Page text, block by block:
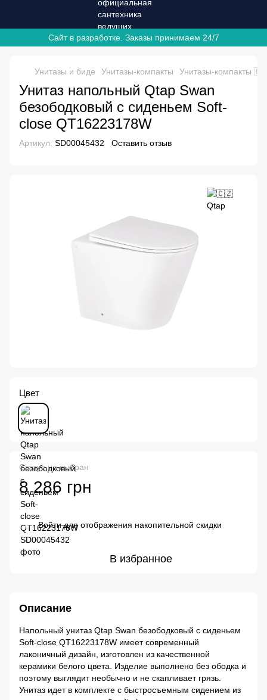
Сайт в разработке. Заказы принимаем 24/7
Унитазы и биде Унитазы-компакты Унитазы-компакты
Унитаз напольный Qtap Swan
безободковый с сиденьем Soft-
close QT16223178W
Артикул: SD00045432 Оставить отзыв
Цвет
Статус не выбран
8 286 грн
% Войтидля отображения накопительной скидки
В избранное
Описание
Напольный унитаз Qtap Swan безободковый с сиденьем
Soft-close QT16223178W имеет современный
лаконичный дизайн, изготовлен из качественной
керамики белого цвета. Изделие выполнено без ободка и
поэтому выглядит необычно и не скапливает грязь.
Унитаз идет в комплекте с быстросъемным сидением из